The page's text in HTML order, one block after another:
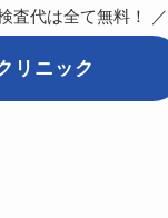
査代は全て無料！ ／
リニック